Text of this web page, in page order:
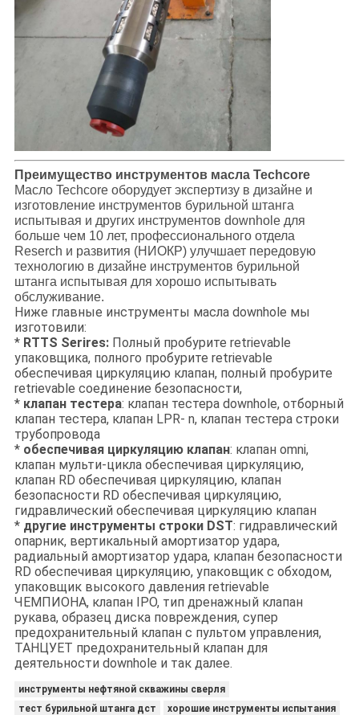
Преимущество инструментов масла Techcore
Масло Techcore оборудует экспертизу в дизайне и
изготовление инструментов бурильной штанга
испытывая и других инструментов downhole для
больше чем 10 лет, профессионального отдела
Reserch и развития (НИОКР) улучшает передовую
технологию в дизайне инструментов бурильной
штанга испытывая для хорошо испытывать
обслуживание.
Ниже главные инструменты масла downhole мы
изготовили:
* RTTS Serires:Полный пробурите retrievable
упаковщика, полного пробурите retrievable
обеспечивая циркуляцию клапан, полный пробурите
retrievable соединение безопасности,
* клапан тестера: клапан тестера downhole, отборный
клапан тестера, клапан LPR- n, клапан тестера строки
трубопровода
* обеспечивая циркуляцию клапан: клапан omni,
клапан мульти-цикла обеспечивая циркуляцию,
клапан RD обеспечивая циркуляцию, клапан
безопасности RD обеспечивая циркуляцию,
гидравлический обеспечивая циркуляцию клапан
* другие инструменты строки DST: гидравлический
опарник, вертикальный амортизатор удара,
радиальный амортизатор удара, клапан безопасности
RD обеспечивая циркуляцию, упаковщик с обходом,
упаковщик высокого давления retrievable
ЧЕМПИОНА, клапан IPO, тип дренажный клапан
рукава, образец диска повреждения, супер
предохранительный клапан с пультом управления,
ТАНЦУЕТ предохранительный клапан для
деятельности downhole и так далее.
инструменты нефтяной скважины сверля
тест бурильной штанга дст
хорошие инструменты испытания